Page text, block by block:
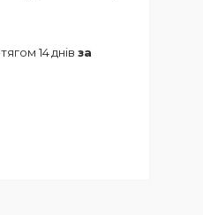
14 днів за